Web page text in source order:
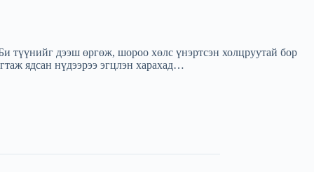
түүнийг дээш өргөж, шороо хөлс үнэртсэн холцруутай бор
ядсан нүдээрээ эгцлэн харахад…